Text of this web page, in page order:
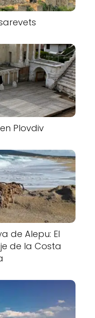
Plovdiv
de Alepu: El
de la Costa